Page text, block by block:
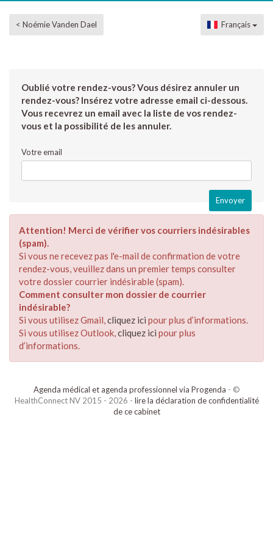
< Noémie Vanden Dael Français
Oublié votre rendez-vous? Vous désirez annuler un
rendez-vous? Insérez votre adresse email ci-dessous.
Vous recevrez un email avec la liste de vos rendez-
vous et la possibilité de les annuler.
Votre email
Attention! Merci de vérifier vos courriers indésirables
(spam).
Si vous ne recevez pas l'e-mail de confirmation de votre
rendez-vous, veuillez dans un premier temps consulter
votre dossier courrier indésirable (spam).
Comment consulter mon dossier de courrier
indésirable?
Si vous utilisez Gmail,cliquez ici pour plus d’informations.
Si vous utilisez Outlook,cliquez ici pour plus
d’informations.
Agenda médical et agenda professionnel via Progenda - ©
HealthConnect NV 2015 - 2026 - lire la déclaration de confidentialité
de ce cabinet